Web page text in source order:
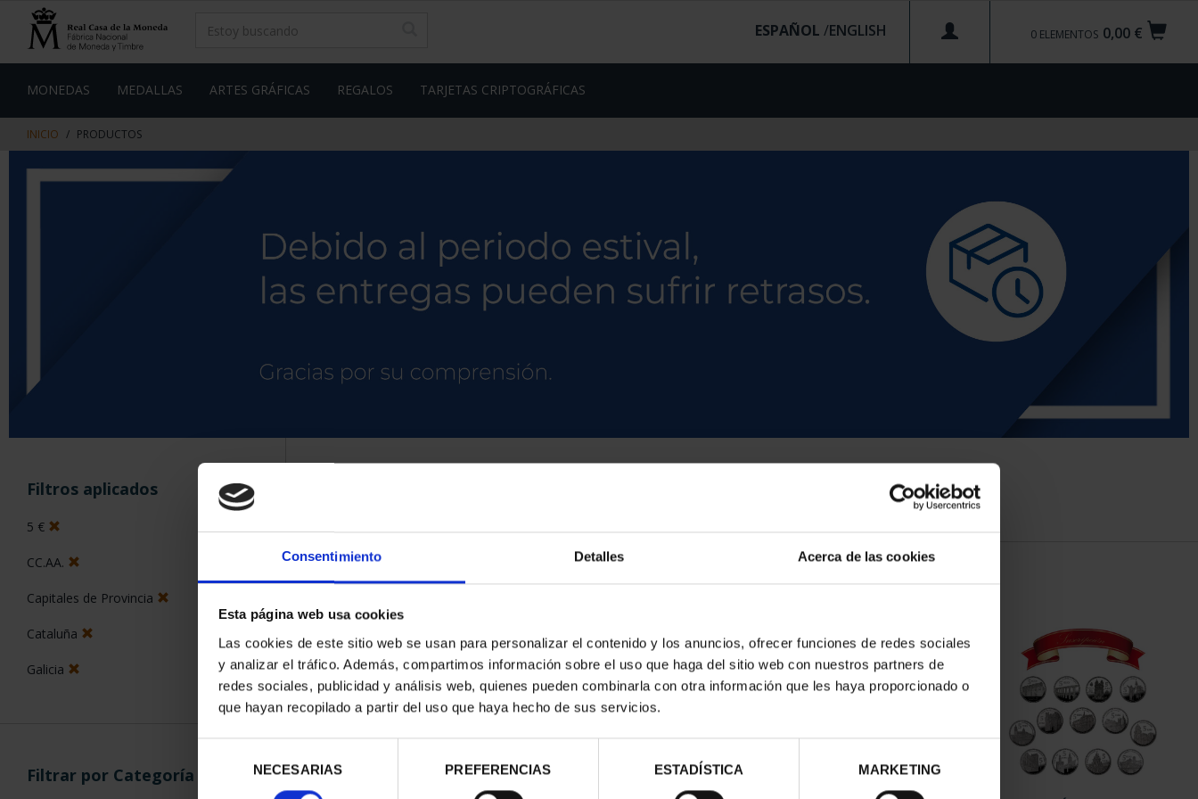
Consentimiento Detalles Acerca de las cookies
Esta página web usa cookies
Las cookies de este sitio web se usan para personalizar el contenido y los anuncios, ofrecer funciones de redes sociales
y analizar el tráfico. Además, compartimos información sobre el uso que haga del sitio web con nuestros partners de
redes sociales, publicidad y análisis web, quienes pueden combinarla con otra información que les haya proporcionado o
que hayan recopilado a partir del uso que haya hecho de sus servicios.
consentimiento
NECESARIAS PREFERENCIAS ESTADÍSTICA MARKETING
contenido
de
0,00 €
0 ELEMENTOS
ESPAÑOL /
MONEDAS MEDALLAS ARTES GRÁFICAS REGALOS TARJETAS CRIPTOGRÁFICAS
INICIO PRODUCTOS
Filtros aplicados
5 €
CC.AA.
Capitales de Provincia
Cataluña
Galicia
Filtrar por Categoría